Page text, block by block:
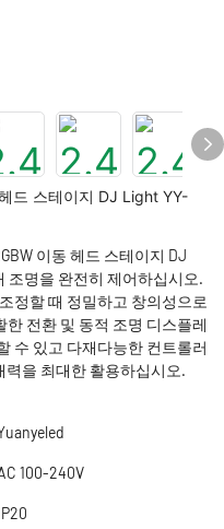
드 스테이지 DJ Light YY-
이동 헤드 스테이지 DJ
조명을 완전히 제어하십시오.
정할 때 정밀하고 창의성으로
전환 및 동적 조명 디스플레
수 있고 다재다능한 컨트롤러
력을 최대한 활용하십시오.
100-240V